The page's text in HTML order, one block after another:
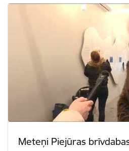
Meteņi Piejūras